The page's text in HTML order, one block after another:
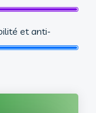
et anti-